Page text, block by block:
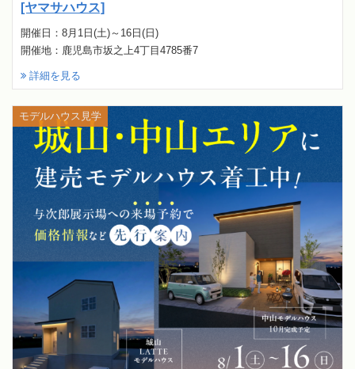
[ヤマサハウス]
開催日：8月1日(土)～16日(日)
開催地：鹿児島市坂之上4丁目4785番7
詳細を見る
モデルハウス見学